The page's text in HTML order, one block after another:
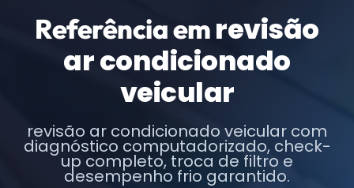
Referência emrevisão
ar condicionado
veicular
revisão ar condicionado veicular com
diagnóstico computadorizado, check-
up completo, troca de filtro e
desempenho frio garantido.